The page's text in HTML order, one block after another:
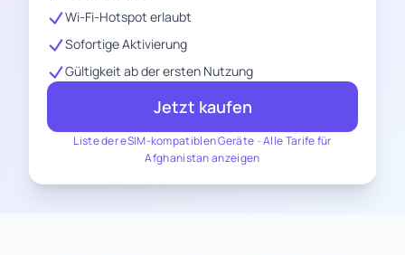
Liste der eSIM-kompatiblen Geräte -Alle Tarife für
Afghanistan anzeigen
Wi-Fi-Hotspot erlaubt
Sofortige Aktivierung
Gültigkeit ab der ersten Nutzung
Jetzt kaufen